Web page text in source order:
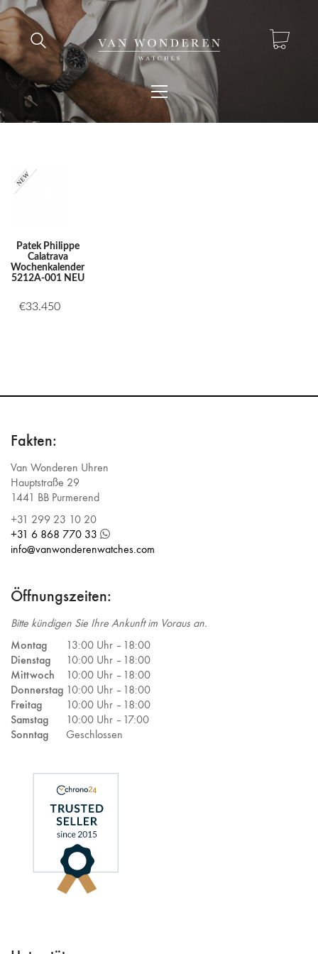
Patek Philippe
Calatrava
Wochenkalender
5212A-001 NEU
€33.450
Fakten:
Van Wonderen Uhren
Hauptstraße 29
1441 BB Purmerend
+31 299 23 10 20
+31 6 868 770 33
info@vanwonderenwatches.com
Öffnungszeiten:
Bitte kündigen Sie Ihre Ankunft im Voraus an.
Montag
13:00 Uhr – 18:00
Dienstag
10:00 Uhr – 18:00
Mittwoch
10:00 Uhr – 18:00
Donnerstag 10:00 Uhr – 18:00
Freitag
10:00 Uhr – 18:00
Samstag
10:00 Uhr – 17:00
Sonntag
Geschlossen